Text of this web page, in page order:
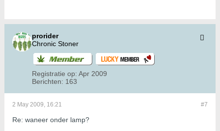
prorider
Chronic Stoner
Registratie op: Apr 2009
Berichten: 163
#7
2 May 2009, 16:21
Re: waneer onder lamp?